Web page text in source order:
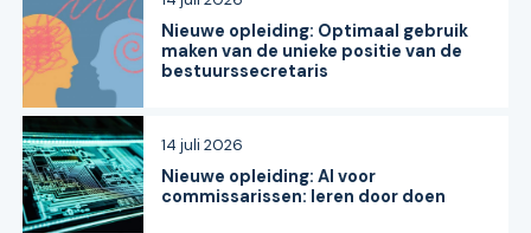
Nieuwe opleiding: Optimaal gebruik
maken van de unieke positie van de
bestuurssecretaris
Nieuwe opleiding: AI voor
commissarissen: leren door doen
14 juli 2026